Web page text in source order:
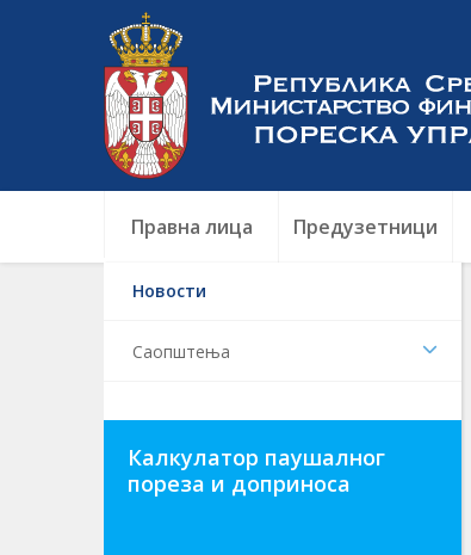
Правна лица Предузетници
Новости
Саопштења
Калкулатор паушалног
пореза и доприноса